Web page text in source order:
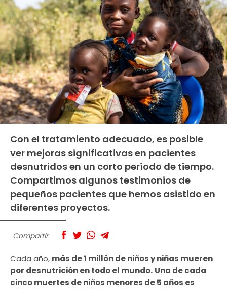
Con el tratamiento adecuado, es posible
ver mejoras significativas en pacientes
desnutridos en un corto período de tiempo.
Compartimos algunos testimonios de
pequeños pacientes que hemos asistido en
diferentes proyectos.
Compartir
Cada año, más de 1 millón de niños y niñas mueren
por desnutrición en todo el mundo. Una de cada
cinco muertes de niños menores de 5 años es